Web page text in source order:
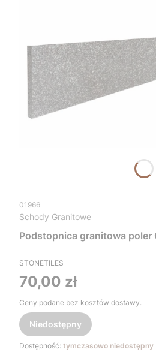
01966
Schody Granitowe
Podstopnica granitowa
STONETILES
Cena
70,00 zł
Ceny podane bez kosztów dostawy.
Niedostępny
Dostępność: tymczasowo niedostępny